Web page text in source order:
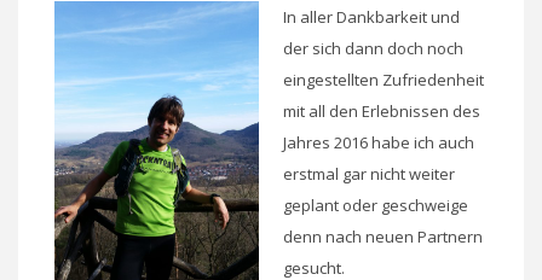
In aller Dankbarkeit und
der sich dann doch noch
eingestellten Zufriedenheit
mit all den Erlebnissen des
Jahres 2016 habe ich auch
erstmal gar nicht weiter
geplant oder geschweige
denn nach neuen Partnern
gesucht.